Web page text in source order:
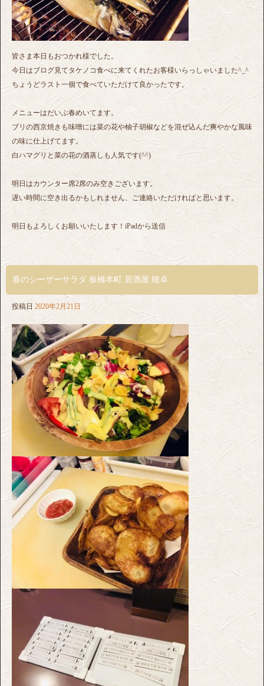
皆さま本日もおつかれ様でした。
今日はブログ見てタケノコ食べに来てくれたお客様いらっしゃいました^_^
ちょうどラスト一個で食べていただけて良かったです。
メニューはだいぶ春めいてます。
ブリの西京焼きも味噌には菜の花や柚子胡椒などを混ぜ込んだ爽やかな風味
の味に仕上げてます。
白ハマグリと菜の花の酒蒸しも人気です(^^)
明日はカウンター席2席のみ空きございます。
遅い時間に空き出るかもしれません、ご連絡いただければと思います。
明日もよろしくお願いいたします！iPadから送信
春のシーザーサラダ 板橋本町 居酒屋 穂卓
投稿日 2020年2月21日